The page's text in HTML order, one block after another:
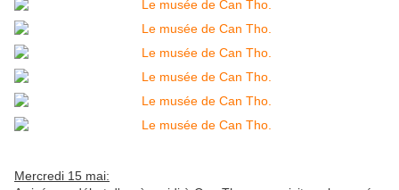
Mercredi 15 mai: